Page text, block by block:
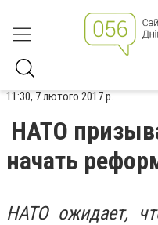
11:30, 7 лютого 2017 р.
НАТО
начать
НАТО ожидает,